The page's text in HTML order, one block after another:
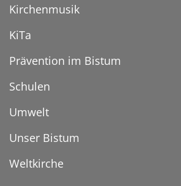
Kirchenmusik
KiTa
Prävention im Bistum
Schulen
Umwelt
Unser Bistum
Weltkirche